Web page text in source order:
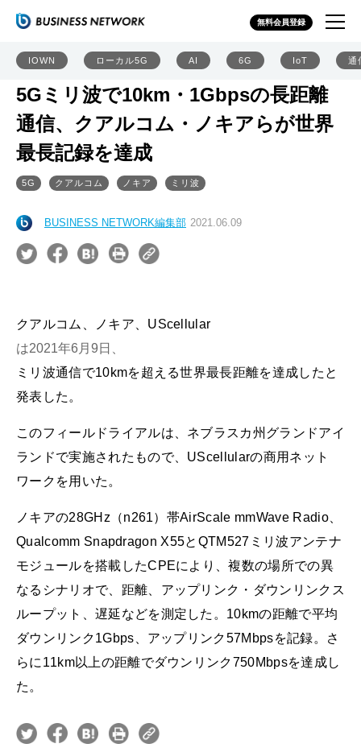
無料会員登録
IOWN ローカル5G AI 6G IoT 通
5Gミリ波で10km・1Gbpsの長距離
通信、クアルコム・ノキアらが世界
最長記録を達成
5G クアルコム ノキア ミリ波
BUSINESS NETWORK編集部 2021.06.09
クアルコム、ノキア、UScellular
は2021年6月9日、
ミリ波通信で10kmを超える世界最長距離を達成したと
発表した。
このフィールドライアルは、ネブラスカ州グランドアイ
ランドで実施されたもので、UScellularの商用ネット
ワークを用いた。
ノキアの28GHz（n261）帯AirScale mmWave Radio、
Qualcomm Snapdragon X55とQTM527ミリ波アンテナ
モジュールを搭載したCPEにより、複数の場所での異
なるシナリオで、距離、アップリンク・ダウンリンクス
ループット、遅延などを測定した。10kmの距離で平均
ダウンリンク1Gbps、アップリンク57Mbpsを記録。さ
らに11km以上の距離でダウンリンク750Mbpsを達成し
た。